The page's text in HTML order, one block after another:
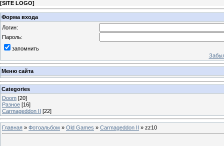
[SITE LOGO]
Форма входа
Логин:
Пароль:
запомнить
Меню сайта
Categories
Doom [20]
Разное [16]
Carmageddon II [22]
Главная » Фотоальбом » Old Games » Carmageddon II » zz10